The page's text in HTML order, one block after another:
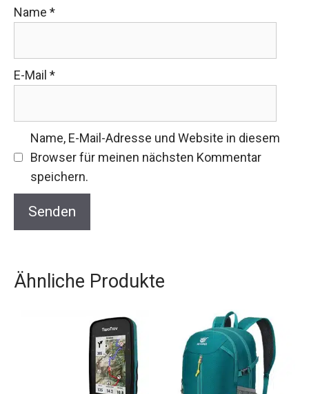
Name *
E-Mail *
Name, E-Mail-Adresse und Website in diesem
Browser für meinen nächsten Kommentar
speichern.
Ähnliche Produkte